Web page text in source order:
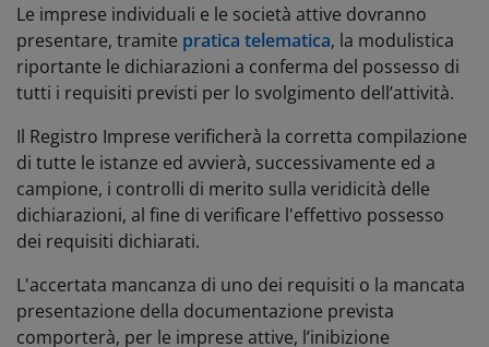
Le imprese individuali e le società attive dovranno
presentare, tramite pratica telematica, la modulistica
riportante le dichiarazioni a conferma del possesso di
tutti i requisiti previsti per lo svolgimento dell’attività.
Il Registro Imprese verificherà la corretta compilazione
di tutte le istanze ed avvierà, successivamente ed a
campione, i controlli di merito sulla veridicità delle
dichiarazioni, al fine di verificare l'effettivo possesso
dei requisiti dichiarati.
L'accertata mancanza di uno dei requisiti o la mancata
presentazione della documentazione prevista
comporterà, per le imprese attive, l’inibizione